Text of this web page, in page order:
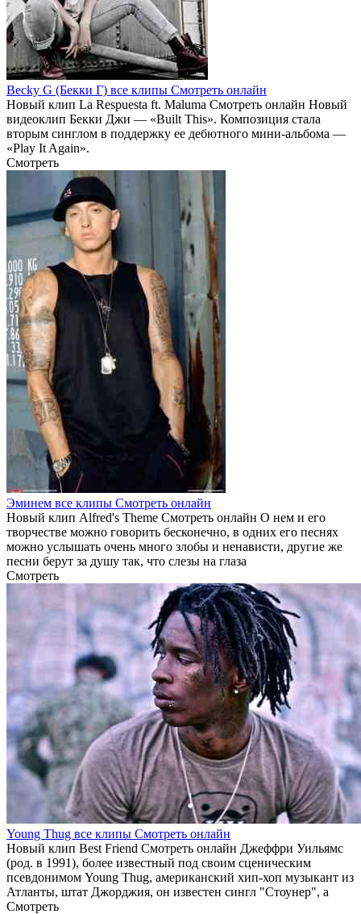
Becky G (Бекки Г) все клипы Смотреть онлайн
Новый клип La Respuesta ft. Maluma Смотреть онлайн Новый
видеоклип Бекки Джи — «Built This». Композиция стала
вторым синглом в поддержку ее дебютного мини-альбома —
«Play It Again».
Смотреть
Эминем все клипы Смотреть онлайн
Новый клип Alfred's Theme Смотреть онлайн О нем и его
творчестве можно говорить бесконечно, в одних его песнях
можно услышать очень много злобы и ненависти, другие же
песни берут за душу так, что слезы на глаза
Смотреть
Young Thug все клипы Смотреть онлайн
Новый клип Best Friend Смотреть онлайн Джеффри Уильямс
(род. в 1991), более известный под своим сценическим
псевдонимом Young Thug, американский хип-хоп музыкант из
Атланты, штат Джорджия, он известен сингл "Стоунер", а
Смотреть